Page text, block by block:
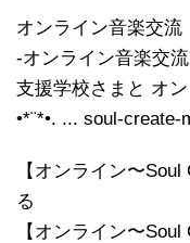
オンライン音楽交流
-オンライン音楽交
支援学校さまと オ
•*¨*•. ... soul-
【オンライン〜
る
【オンライン〜